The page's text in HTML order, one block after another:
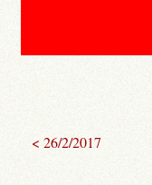
< 26/2/2017